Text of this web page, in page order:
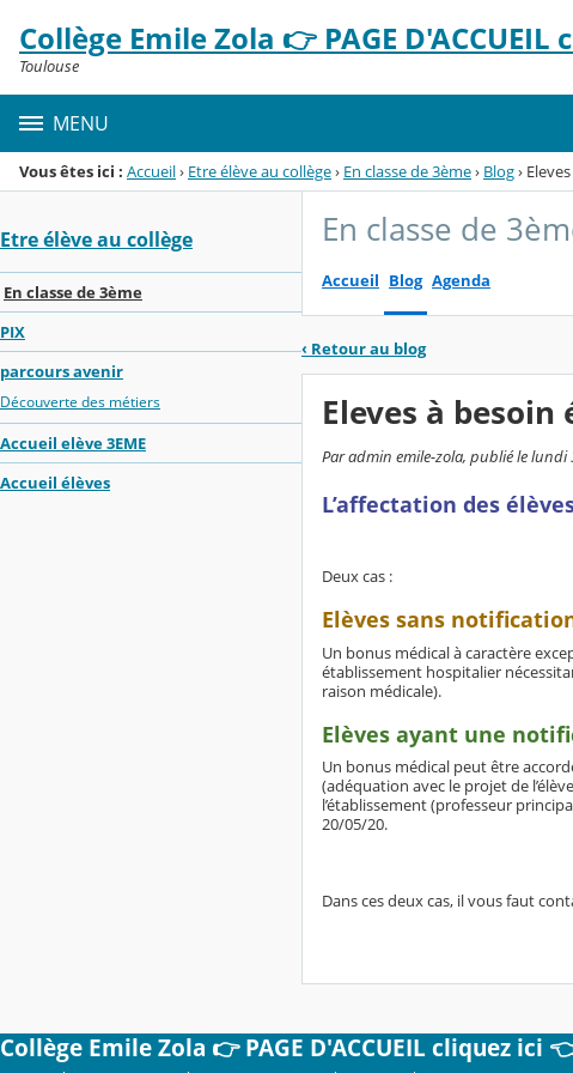
Menu de la rubrique
Contenu
Collège Emile Zola 👉 PAGE
Toulouse
MENU
Vous êtes ici : Accueil› Etre élève au collège› En classe de 3ème› Blog›
Etre élève au collège
En classe de 3ème
PIX
parcours avenir
Découverte des métiers
Accueil elève 3EME
Accueil élèves
En classe de
Accueil Blog Agenda
‹ Retour au blog
Eleves à
Par admin emile-zola, publié le
L’affectation des
Deux cas :
Elèves sans
Un bonus médical à caractère
établissement hospitalier
raison médicale).
Elèves ayant une
Un bonus médical peut être
(adéquation avec le projet de
l’établissement (professeur
20/05/20.
Dans ces deux cas, il vous faut
Collège Emile Zola 👉 PAGE D'ACCUEIL cliquez ici